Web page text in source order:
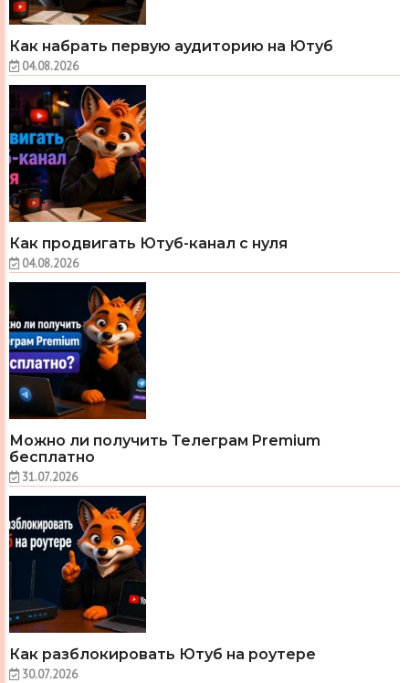
Как набрать первую аудиторию на Ютуб
04.08.2026
Как продвигать Ютуб-канал с нуля
04.08.2026
Можно ли получить Телеграм Premium
бесплатно
31.07.2026
Как разблокировать Ютуб на роутере
30.07.2026